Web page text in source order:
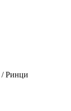
/ Ринци